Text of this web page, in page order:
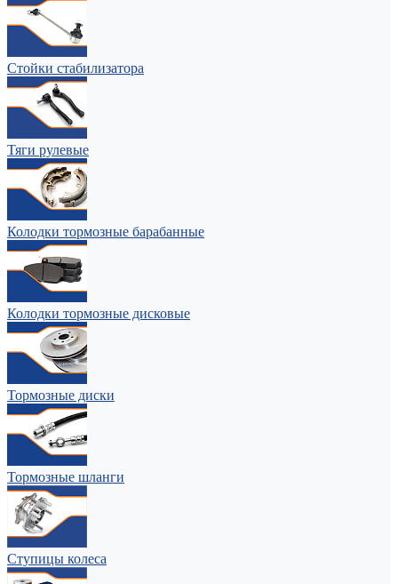
Стойки стабилизатора
Тяги рулевые
Колодки тормозные барабанные
Колодки тормозные дисковые
Тормозные диски
Тормозные шланги
Ступицы колеса